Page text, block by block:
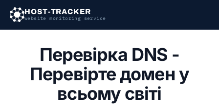
HOST-TRACKER
website monitoring service
Перевірка DNS -
Перевірте домен у
всьому світі